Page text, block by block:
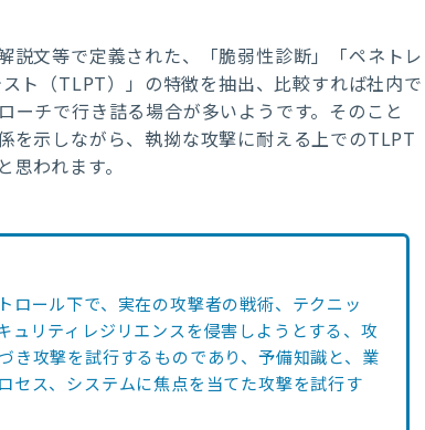
説文等で定義された、「脆弱性診断」「ペネトレ
ト（TLPT）」の特徴を抽出、比較すれば社内で
チで行き詰る場合が多いようです。そのこと
を示しながら、執拗な攻撃に耐える上でのTLPT
われます。
ロール下で、実在の攻撃者の戦術、テクニッ
ュリティレジリエンスを侵害しようとする、攻
き攻撃を試行するものであり、予備知識と、業
セス、システムに焦点を当てた攻撃を試行す